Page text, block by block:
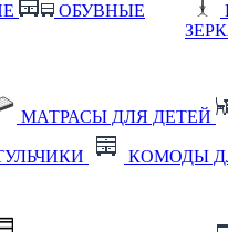
ОБУВНЫЕ
МАТРАСЫ ДЛЯ ДЕТЕЙ
КОМОДЫ